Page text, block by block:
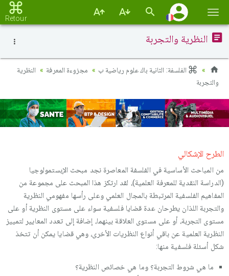
la
Retour
النظرية والتجربة
الفلسفة: الثانية باك علوم رياضية ب مجزوءة المعرفة
النظرية
والتجربة
الطرح الإشكالي
من المباحث الأساسية في الفلسفة المعاصرة نجد مبحث الإبستمولوجيا
(الدراسة النقدية للمعرفة العلمية)، لقد ارتكز هذا المبحث على مجموعة من
المفاهيم الفلسفية المرتبطة بالمجال العلمي وعلى رأسها مفهومي النظرية
والتجربة اللذان يطرحان عدة قضايا فلسفية سواء على مستوى النظرية أو على
مستوى التجربة، أو على مستوى العلاقة بينهما، إضافة إلى تعدد المعايير لتمييز
النظرية العلمية عن باقي أنواع النظريات الأخرى، وهي قضايا يمكن أن تتخذ
شكل أسئلة فلسفية منها:
ما هي شروط التجربة؟ وما هي خصائص النظرية؟